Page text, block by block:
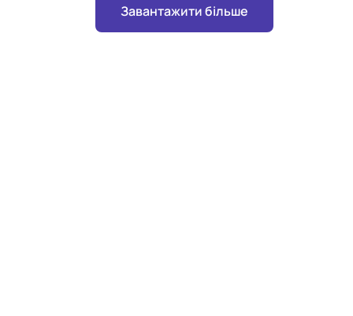
Завантажити більше